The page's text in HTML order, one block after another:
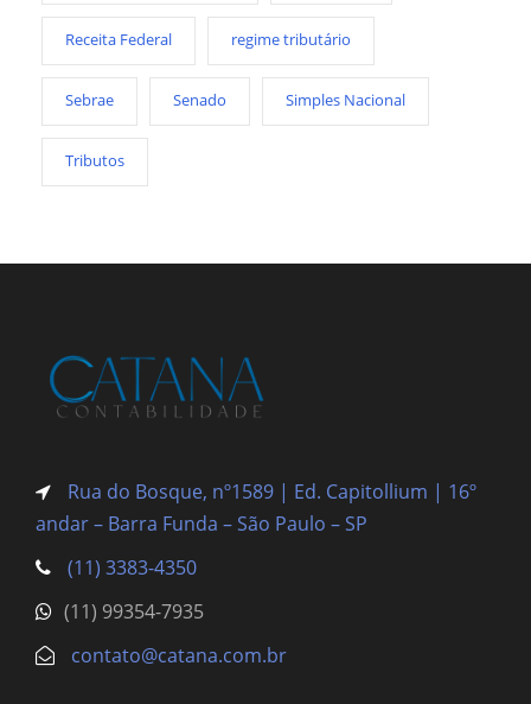
Receita Federal regime tributário
Sebrae Senado Simples Nacional
Tributos
Rua do Bosque, nº1589 | Ed. Capitollium | 16º
andar – Barra Funda – São Paulo – SP
(11) 3383-4350
(11) 99354-7935
contato@catana.com.br